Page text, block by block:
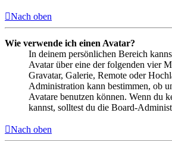
Nach oben
Wie verwende ich einen Avatar?
In deinem persönlichen Bereich
Avatar über eine der folgenden vier
Gravatar, Galerie, Remote oder
Administration kann bestimmen, ob
Avatare benutzen können. Wenn du
kannst, solltest du die Board-
Nach oben